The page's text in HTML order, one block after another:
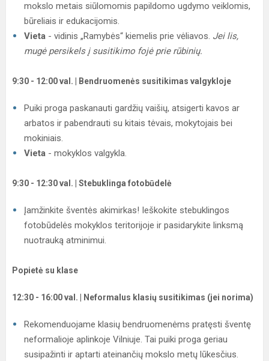
mokslo metais siūlomomis papildomo ugdymo veiklomis,
būreliais ir edukacijomis.
Vieta - vidinis „Ramybės“ kiemelis prie vėliavos. Jei lis,
mugė persikels į susitikimo fojė prie rūbinių.
9:30 - 12:00 val. | Bendruomenės susitikimas valgykloje
Puiki proga paskanauti gardžių vaišių, atsigerti kavos ar
arbatos ir pabendrauti su kitais tėvais, mokytojais bei
mokiniais.
Vieta - mokyklos valgykla.
9:30 - 12:30 val. | Stebuklinga fotobūdelė
Įamžinkite šventės akimirkas! Ieškokite stebuklingos
fotobūdelės mokyklos teritorijoje ir pasidarykite linksmą
nuotrauką atminimui.
Popietė su klase
12:30 - 16:00 val. | Neformalus klasių susitikimas (jei norima)
Rekomenduojame klasių bendruomenėms pratęsti šventę
neformalioje aplinkoje Vilniuje. Tai puiki proga geriau
susipažinti ir aptarti ateinančių mokslo metų lūkesčius.